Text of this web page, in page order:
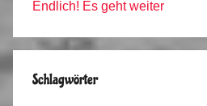
Endlich! Es geht weiter
Schlagwörter